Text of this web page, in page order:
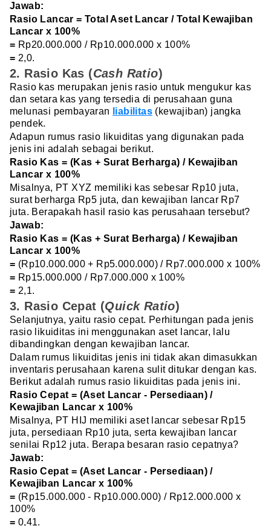
Jawab:
Rasio Lancar = Total Aset Lancar / Total Kewajiban
Lancar x 100%
= Rp20.000.000 / Rp10.000.000 x 100%
= 2,0.
2. Rasio Kas (Cash Ratio)
Rasio kas merupakan jenis rasio untuk mengukur kas
dan setara kas yang tersedia di perusahaan guna
melunasi pembayaran
liabilitas (kewajiban) jangka
pendek.
Adapun rumus rasio likuiditas yang digunakan pada
jenis ini adalah sebagai berikut.
Rasio Kas = (Kas + Surat Berharga) / Kewajiban
Lancar x 100%
Misalnya, PT XYZ memiliki kas sebesar Rp10 juta,
surat berharga Rp5 juta, dan kewajiban lancar Rp7
juta. Berapakah hasil rasio kas perusahaan tersebut?
Jawab:
Rasio Kas = (Kas + Surat Berharga) / Kewajiban
Lancar x 100%
= (Rp10.000.000 + Rp5.000.000) / Rp7.000.000 x 100%
= Rp15.000.000 / Rp7.000.000 x 100%
= 2,1.
3. Rasio Cepat (Quick Ratio)
Selanjutnya, yaitu rasio cepat. Perhitungan pada jenis
rasio likuiditas ini menggunakan aset lancar, lalu
dibandingkan dengan kewajiban lancar.
Dalam rumus likuiditas jenis ini tidak akan dimasukkan
inventaris perusahaan karena sulit ditukar dengan kas.
Berikut adalah rumus rasio likuiditas pada jenis ini.
Rasio Cepat = (Aset Lancar - Persediaan) /
Kewajiban Lancar x 100%
Misalnya, PT HIJ memiliki aset lancar sebesar Rp15
juta, persediaan Rp10 juta, serta kewajiban lancar
senilai Rp12 juta. Berapa besaran rasio cepatnya?
Jawab:
Rasio Cepat = (Aset Lancar - Persediaan) /
Kewajiban Lancar x 100%
= (Rp15.000.000 - Rp10.000.000) / Rp12.000.000 x
100%
= 0,41.